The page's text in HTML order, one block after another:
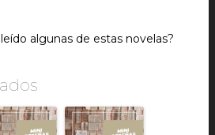
algunas de estas novelas?